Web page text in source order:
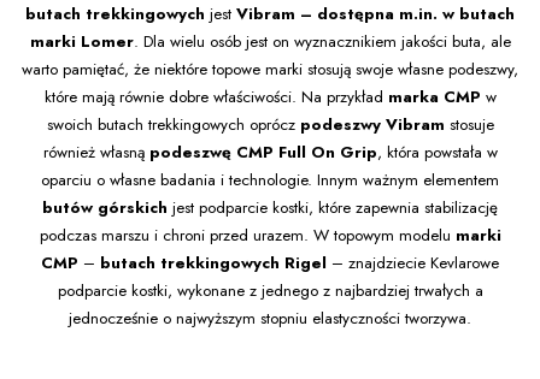
butach trekkingowych jest Vibram – dostępna m.in. w butach
marki Lomer. Dla wielu osób jest on wyznacznikiem jakości buta, ale
warto pamiętać, że niektóre topowe marki stosują swoje własne podeszwy,
które mają równie dobre właściwości. Na przykład marka CMP w
swoich butach trekkingowych oprócz podeszwy Vibram stosuje
również własną podeszwę CMP Full On Grip, która powstała w
oparciu o własne badania i technologie. Innym ważnym elementem
butów górskich jest podparcie kostki, które zapewnia stabilizację
podczas marszu i chroni przed urazem. W topowym modelu marki
CMP – butach trekkingowych Rigel – znajdziecie Kevlarowe
podparcie kostki, wykonane z jednego z najbardziej trwałych a
jednocześnie o najwyższym stopniu elastyczności tworzywa.